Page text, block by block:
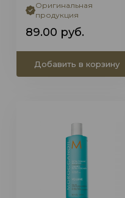
Оригинальная
продукция
89.00 руб.
Добавить в корзину